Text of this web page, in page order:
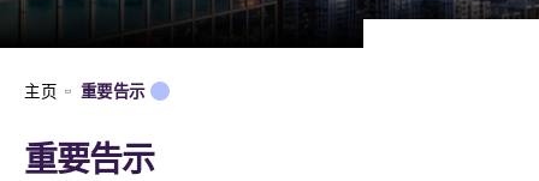
主页 重要告示
重要告示